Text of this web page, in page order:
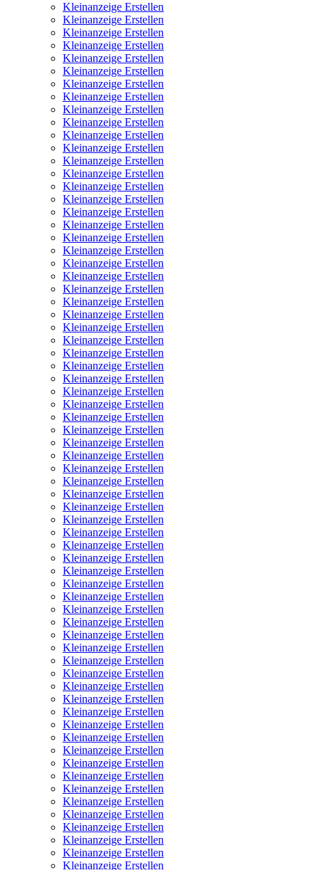
Kleinanzeige Erstellen
Kleinanzeige Erstellen
Kleinanzeige Erstellen
Kleinanzeige Erstellen
Kleinanzeige Erstellen
Kleinanzeige Erstellen
Kleinanzeige Erstellen
Kleinanzeige Erstellen
Kleinanzeige Erstellen
Kleinanzeige Erstellen
Kleinanzeige Erstellen
Kleinanzeige Erstellen
Kleinanzeige Erstellen
Kleinanzeige Erstellen
Kleinanzeige Erstellen
Kleinanzeige Erstellen
Kleinanzeige Erstellen
Kleinanzeige Erstellen
Kleinanzeige Erstellen
Kleinanzeige Erstellen
Kleinanzeige Erstellen
Kleinanzeige Erstellen
Kleinanzeige Erstellen
Kleinanzeige Erstellen
Kleinanzeige Erstellen
Kleinanzeige Erstellen
Kleinanzeige Erstellen
Kleinanzeige Erstellen
Kleinanzeige Erstellen
Kleinanzeige Erstellen
Kleinanzeige Erstellen
Kleinanzeige Erstellen
Kleinanzeige Erstellen
Kleinanzeige Erstellen
Kleinanzeige Erstellen
Kleinanzeige Erstellen
Kleinanzeige Erstellen
Kleinanzeige Erstellen
Kleinanzeige Erstellen
Kleinanzeige Erstellen
Kleinanzeige Erstellen
Kleinanzeige Erstellen
Kleinanzeige Erstellen
Kleinanzeige Erstellen
Kleinanzeige Erstellen
Kleinanzeige Erstellen
Kleinanzeige Erstellen
Kleinanzeige Erstellen
Kleinanzeige Erstellen
Kleinanzeige Erstellen
Kleinanzeige Erstellen
Kleinanzeige Erstellen
Kleinanzeige Erstellen
Kleinanzeige Erstellen
Kleinanzeige Erstellen
Kleinanzeige Erstellen
Kleinanzeige Erstellen
Kleinanzeige Erstellen
Kleinanzeige Erstellen
Kleinanzeige Erstellen
Kleinanzeige Erstellen
Kleinanzeige Erstellen
Kleinanzeige Erstellen
Kleinanzeige Erstellen
Kleinanzeige Erstellen
Kleinanzeige Erstellen
Kleinanzeige Erstellen
Kleinanzeige Erstellen